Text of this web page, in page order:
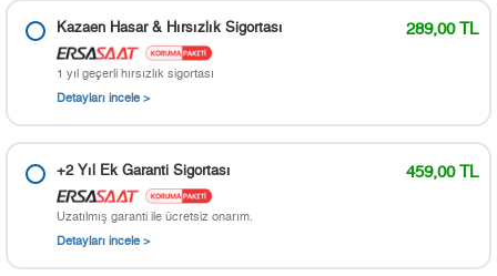
Kazaen Hasar & Hırsızlık Sigortası 289,00 TL
1 yıl geçerli hırsızlık sigortası
Detayları incele >
+2 Yıl Ek Garanti Sigortası 459,00 TL
Uzatılmış garanti ile ücretsiz onarım.
Detayları incele >